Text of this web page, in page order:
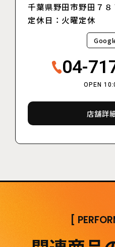
千葉県野田市野田７８
定休日：火曜定休
04-
OPEN
店舗詳
[